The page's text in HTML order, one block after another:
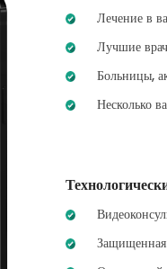
Лечение в
Лучшие
Больницы,
Несколько
Защищенная